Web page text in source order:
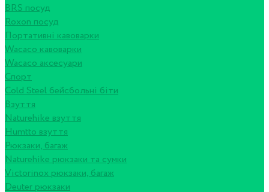
BRS посуд
Roxon посуд
Портативні кавоварки
Wacaco кавоварки
Wacaco аксесуари
Спорт
Cold Steel бейсбольні біти
Взуття
Naturehike взуття
Humtto взуття
Рюкзаки, багаж
Naturehike рюкзаки та сумки
Victorinox рюкзаки, багаж
Deuter рюкзаки